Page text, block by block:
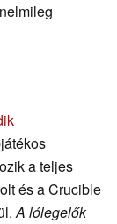
a teljes
és a Crucible
A lólegelők